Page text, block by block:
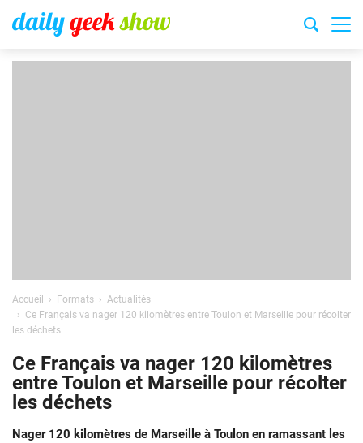
Accueil Formats
Actualités
Ce Français va nager 120 kilomètres entre Toulon et Marseille pour récolter
les déchets
Ce Français va nager 120 kilomètres
entre Toulon et Marseille pour récolter
les déchets
Nager 120 kilomètres de Marseille à Toulon en ramassant les